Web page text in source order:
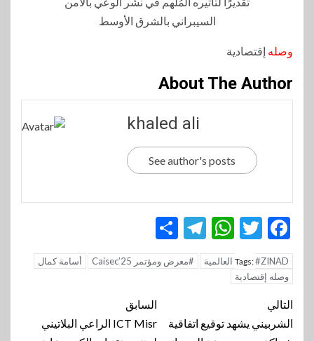
وصله إقتصادية
About The Author
khaled ali
See author's posts
Facebook
Twitter
WhatsApp
Telegram
Tags:#ZINAD العالمية #معرض ومؤتمر Caisec’25
أسامة كمال
وصله إقتصادية
تنقل
المقالة
السابق
ICT Misr الراعي البلاتيني
التالي
الشربيني يشهد توقيع اتفاقية